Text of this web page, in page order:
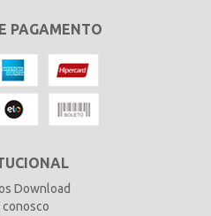
PAGAMENTO
Download
conosco